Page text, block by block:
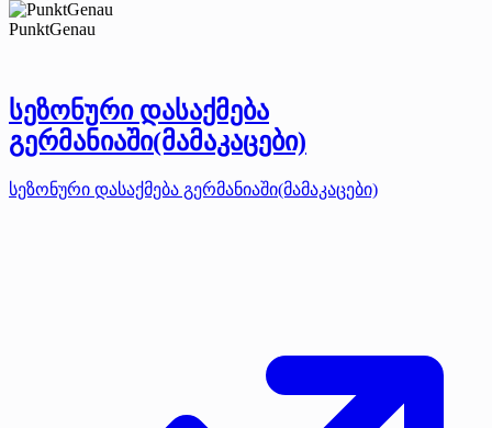
PunktGenau
სეზონური დასაქმება
გერმანიაში(მამაკაცები)
სეზონური დასაქმება გერმანიაში(მამაკაცები)